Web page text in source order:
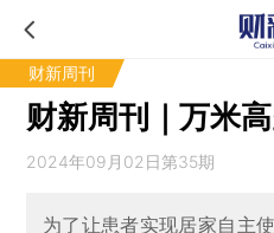
财新周刊
财新周刊｜万米
2024年09月02日第35期
为了让患者实现居家自主